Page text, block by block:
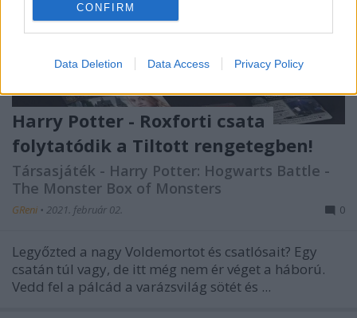
CONFIRM
Data Deletion Data Access Privacy Policy
Harry Potter - Roxforti csata
folytatódik a Tiltott rengetegben!
Társasjáték - Harry Potter: Hogwarts Battle -
The Monster Box of Monsters
GReni • 2021. február 02. 0
Legyőzted a nagy Voldemortot és csatlósait? Egy
csatán túl vagy, de itt még nem ér véget a háború.
Vedd fel a pálcád a varázsvilág sötét és ...